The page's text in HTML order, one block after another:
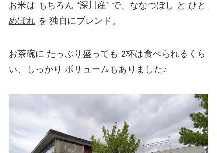
お米は もちろん “深川産” で、 ななつぼし と ひと
めぼれ を 独自にブレンド。
お茶碗に たっぷり盛っても 2杯は食べられるくら
い、しっかり ボリュームもありました♪